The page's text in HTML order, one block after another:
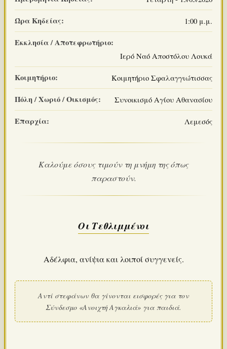
Ώρα Κηδείας: 1:00 μ.μ.
Εκκλησία / Αποτεφρωτήριο:
Ιερό Ναό Αποστόλου Λουκά
Κοιμητήριο: Κοιμητήριο Σφαλαγγιώτισσας
Πόλη / Χωριό / Οικισμός: Συνοικισμό Αγίου Αθανασίου
Επαρχία: Λεμεσός
Καλούμε όσους τιμούν τη μνήμη της όπως
παραστούν.
Οι Τεθλιμμένοι
Αδέλφια, ανίψια και λοιποί συγγενείς.
Αντί στεφάνων θα γίνονται εισφορές για τον
Σύνδεσμο «Ανοιχτή Αγκαλιά» για παιδιά.